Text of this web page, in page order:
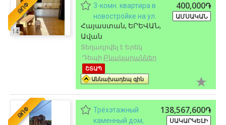
ԹՈՓ
14
3-комн. квартира в
новостройке на ул.
Царав Ахпюр в Аване,
120 кв.м., 6/9 этаж, 2
ванные
Հայաստան, ԵՐԵՎԱՆ,
Ավան
Տեղադրվել է Երեկ
Դեպի Բնակարաններ
ՇՏԱՊ
Աննախադեպ գին
400,000֏
ԱՄՍԱԿԱՆ
ԹՈՓ
Трёхэтажный
каменный дом,
138,567,600֏
ՍԱԿԱՐԿԵԼԻ